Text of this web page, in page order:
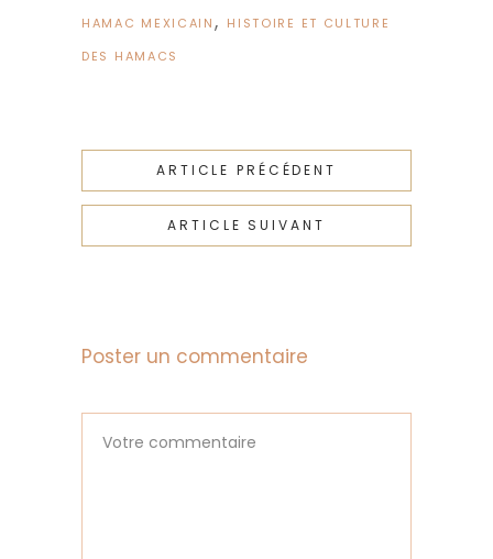
HAMAC MEXICAIN, HISTOIRE ET CULTURE
DES HAMACS
ARTICLE PRÉCÉDENT
ARTICLE SUIVANT
Poster un commentaire